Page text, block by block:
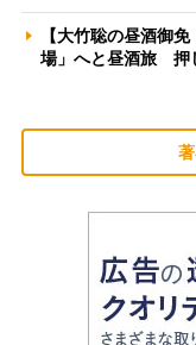
【大竹聡の昼酒御
場」へと昼酒旅 押